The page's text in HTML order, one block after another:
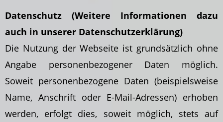
Datenschutz (Weitere Informationen dazu
auch in unserer Datenschutzerklärung)
Die Nutzung der Webseite ist grundsätzlich ohne
Angabe personenbezogener Daten möglich.
Soweit personenbezogene Daten (beispielsweise
Name, Anschrift oder E-Mail-Adressen) erhoben
werden, erfolgt dies, soweit möglich, stets auf